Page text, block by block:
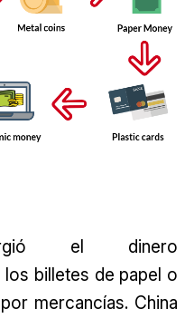
el dinero
billetes de papel o
mercancías. China